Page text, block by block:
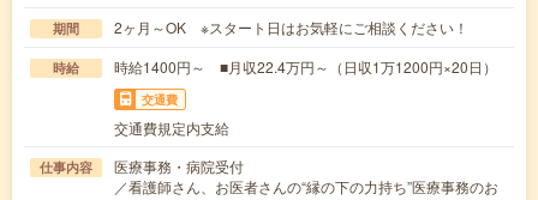
期間 2ヶ月～OK ※スタート日はお気軽にご相談ください！
時給 時給1400円～ ■月収22.4万円～（日収1万1200円×20日）
交通費
交通費規定内支給
仕事内容
医療事務・病院受付
／看護師さん、お医者さんの“縁の下の力持ち”医療事務のお